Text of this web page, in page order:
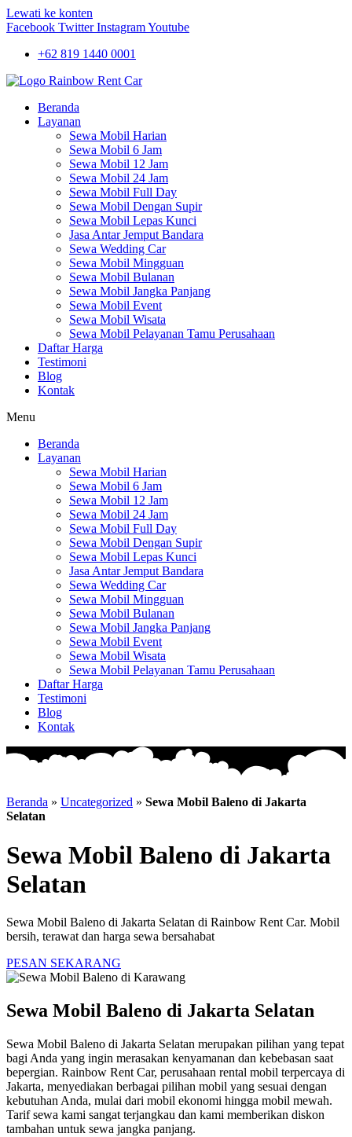
Lewati ke konten
Facebook Twitter InstagramYoutube
+62 819 1440 0001
Beranda
Layanan
Sewa Mobil Harian
Sewa Mobil 6 Jam
Sewa Mobil 12 Jam
Sewa Mobil 24 Jam
Sewa Mobil Full Day
Sewa Mobil Dengan Supir
Sewa Mobil Lepas Kunci
Jasa Antar Jemput Bandara
Sewa Wedding Car
Sewa Mobil Mingguan
Sewa Mobil Bulanan
Sewa Mobil Jangka Panjang
Sewa Mobil Event
Sewa Mobil Wisata
Sewa Mobil Pelayanan Tamu Perusahaan
Daftar Harga
Testimoni
Blog
Kontak
Menu
Beranda
Layanan
Sewa Mobil Harian
Sewa Mobil 6 Jam
Sewa Mobil 12 Jam
Sewa Mobil 24 Jam
Sewa Mobil Full Day
Sewa Mobil Dengan Supir
Sewa Mobil Lepas Kunci
Jasa Antar Jemput Bandara
Sewa Wedding Car
Sewa Mobil Mingguan
Sewa Mobil Bulanan
Sewa Mobil Jangka Panjang
Sewa Mobil Event
Sewa Mobil Wisata
Sewa Mobil Pelayanan Tamu Perusahaan
Daftar Harga
Testimoni
Blog
Kontak
Beranda » Uncategorized » Sewa Mobil Baleno di Jakarta
Selatan
Sewa Mobil Baleno di Jakarta
Selatan
Sewa Mobil Baleno di Jakarta Selatan di Rainbow Rent Car. Mobil
bersih, terawat dan harga sewa bersahabat
PESAN SEKARANG
Sewa Mobil Baleno di Jakarta Selatan
Sewa Mobil Baleno di Jakarta Selatan merupakan pilihan yang tepat
bagi Anda yang ingin merasakan kenyamanan dan kebebasan saat
bepergian. Rainbow Rent Car, perusahaan rental mobil terpercaya di
Jakarta, menyediakan berbagai pilihan mobil yang sesuai dengan
kebutuhan Anda, mulai dari mobil ekonomi hingga mobil mewah.
Tarif sewa kami sangat terjangkau dan kami memberikan diskon
tambahan untuk sewa jangka panjang.